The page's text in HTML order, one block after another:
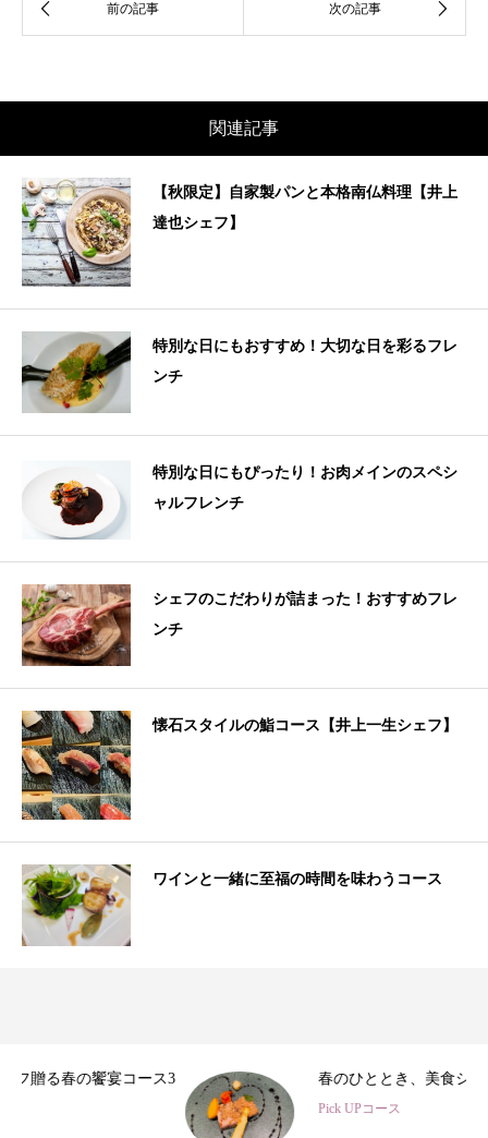
関連記事
【秋限定】自家製パンと本格南仏料理【井上
達也シェフ】
特別な日にもおすすめ！大切な日を彩るフレ
ンチ
特別な日にもぴったり！お肉メインのスペシ
ャルフレンチ
シェフのこだわりが詰まった！おすすめフレ
ンチ
懐石スタイルの鮨コース【井上一生シェフ】
ワインと一緒に至福の時間を味わうコース
春のひととき、美食シェフ3名の特別コース
Pick UPコース